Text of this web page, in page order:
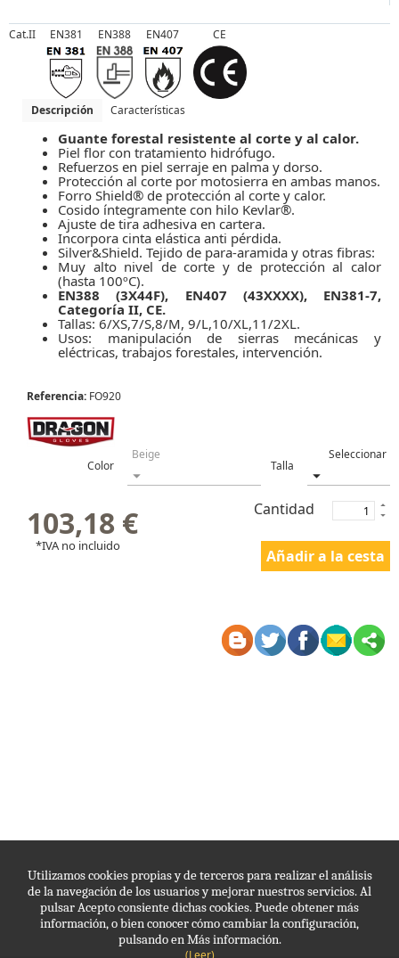
Utilizamos cookies propias y de terceros para realizar el análisis
de la navegación de los usuarios y mejorar nuestros servicios. Al
pulsar Acepto consiente dichas cookies. Puede obtener más
información, o bien conocer cómo cambiar la configuración,
pulsando en Más información.
(Leer)
Cat.II EN381 EN388 EN407 CE
Descripción Características
Guante forestal resistente al corte y al calor.
Piel flor con tratamiento hidrófugo.
Refuerzos en piel serraje en palma y dorso.
Protección al corte por motosierra en ambas manos.
Forro Shield® de protección al corte y calor.
Cosido íntegramente con hilo Kevlar®.
Ajuste de tira adhesiva en cartera.
Incorpora cinta elástica anti pérdida.
Silver&Shield. Tejido de para-aramida y otras fibras:
Muy alto nivel de corte y de protección al calor
(hasta 100ºC).
EN388 (3X44F), EN407 (43XXXX), EN381-7,
Categoría II, CE.
Tallas: 6/XS,7/S,8/M, 9/L,10/XL,11/2XL.
Usos: manipulación de sierras mecánicas y
eléctricas, trabajos forestales, intervención.
Referencia: FO920
Color Talla
103,18 €
*IVA no incluido
Cantidad